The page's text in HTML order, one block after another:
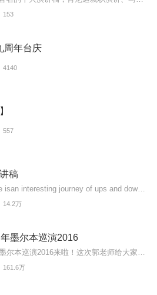
153
周年台庆
4140
557
稿
Life is life. Life isan interesting journey of ups and downs. But how the journey ends,is up to youtoday. You see, when you fall down, you feel like giving up. When times gettough, it is not the end.
14.2万
墨尔本巡演2016
161.6万